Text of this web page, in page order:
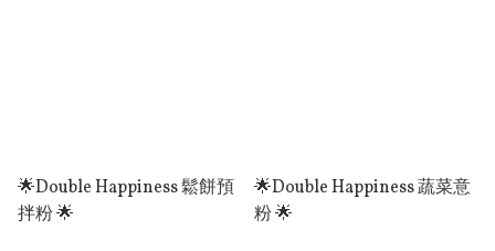
🌟Double Happiness 鬆餅預
拌粉 🌟
🌟Double Happiness 蔬菜意
粉 🌟